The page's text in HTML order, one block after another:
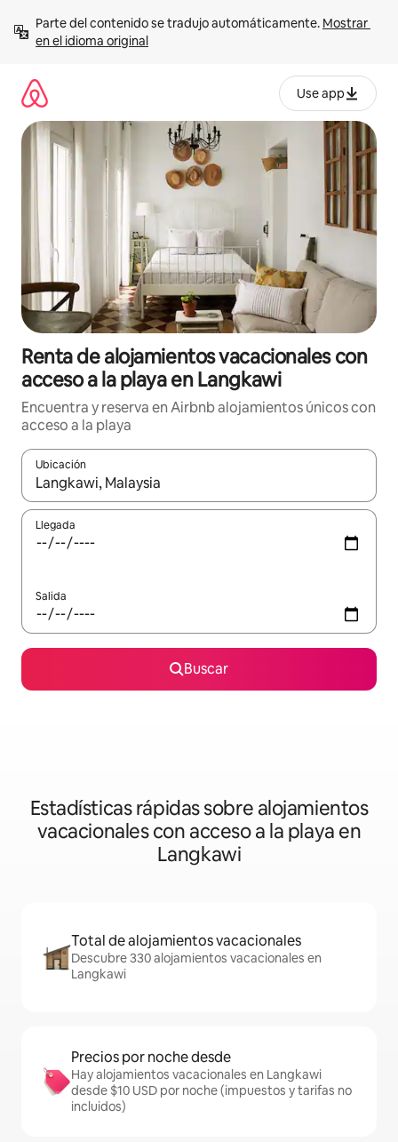
contenido
Parte del contenido se tradujo automáticamente. Mostrar
en el idioma original
Use app
Renta de alojamientos vacacionales con
acceso a la playa en Langkawi
Encuentra y reserva en Airbnb alojamientos únicos con
acceso a la playa
Ubicación
Cuando los resultados estén disponibles, podrás navegar
Llegada
Salida
Buscar
Estadísticas rápidas sobre alojamientos
vacacionales con acceso a la playa en
Langkawi
Total de alojamientos vacacionales
Descubre 330 alojamientos vacacionales en
Langkawi
Precios por noche desde
Hay alojamientos vacacionales en Langkawi
desde $10 USD por noche (impuestos y tarifas no
incluidos)